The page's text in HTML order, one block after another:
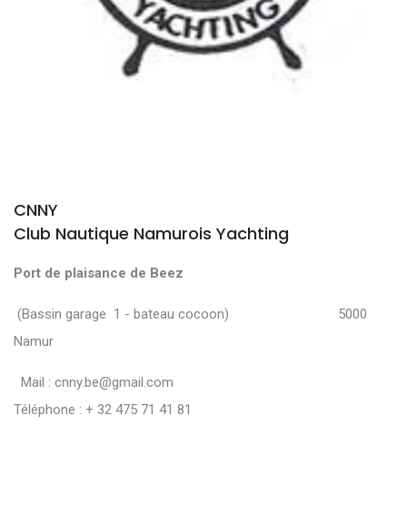
CNNY
Club Nautique Namurois Yachting
Port de plaisance de Beez
(Bassin garage 1 - bateau cocoon) 5000
Namur
Mail : cnny.be@gmail.com
Téléphone : + 32 475 71 41 81